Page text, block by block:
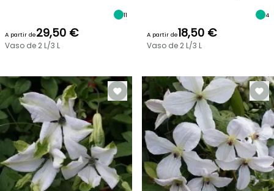
11
A partir de29,50 €
Vaso de 2 L/3 L
4
A partir de18,50 €
Vaso de 2 L/3 L